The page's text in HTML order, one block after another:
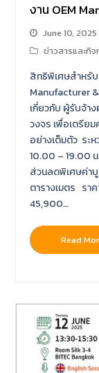
งาน OEM
June 10, 2025
ข่าวสารและกิ
สิทธิพิเศษสำหรั
Manufacturer
เกี่ยวกับ ผู้รับจ้า
วงจร เพื่อเตรีย
อย่างเต็มตัว ระ
10.00 – 19.00
ส่วนลดพิเศษค่าบู
ตารางเมตร
45,900…
Read